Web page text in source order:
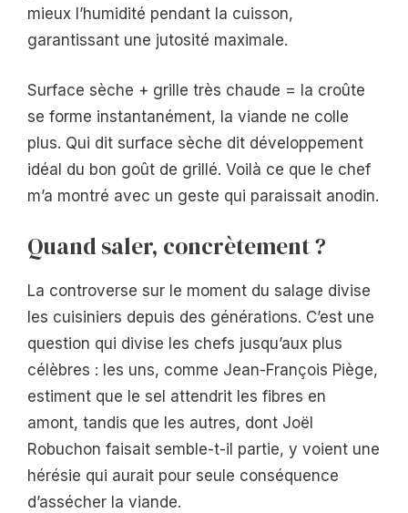
mieux l’humidité pendant la cuisson,
garantissant une jutosité maximale.
Surface sèche + grille très chaude = la croûte
se forme instantanément, la viande ne colle
plus. Qui dit surface sèche dit développement
idéal du bon goût de grillé. Voilà ce que le chef
m’a montré avec un geste qui paraissait anodin.
Quand saler, concrètement ?
La controverse sur le moment du salage divise
les cuisiniers depuis des générations. C’est une
question qui divise les chefs jusqu’aux plus
célèbres : les uns, comme Jean-François Piège,
estiment que le sel attendrit les fibres en
amont, tandis que les autres, dont Joël
Robuchon faisait semble-t-il partie, y voient une
hérésie qui aurait pour seule conséquence
d’assécher la viande.